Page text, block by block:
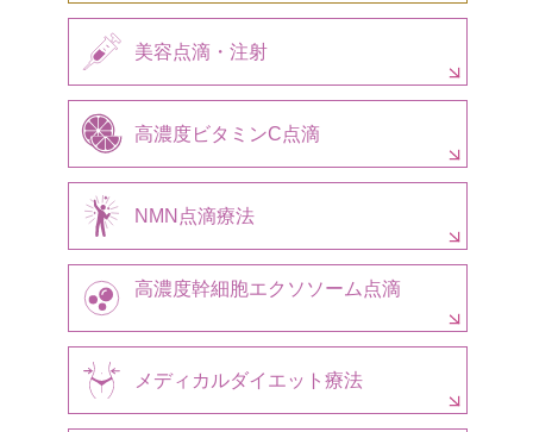
美容点滴・注射
高濃度ビタミンC点滴
NMN点滴療法
高濃度幹細胞エクソソーム点滴
メディカルダイエット療法